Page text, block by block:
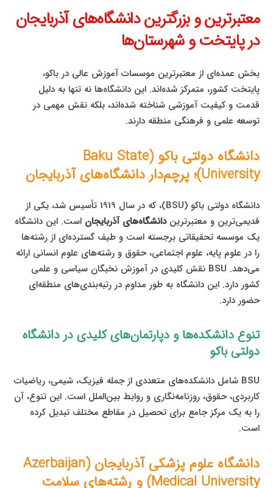
معتبرترین و بزرگترین دانشگاه‌های آذربایجان
در پایتخت و شهرستان‌ها
بخش عمده‌ای از معتبرترین موسسات آموزش عالی در باکو،
پایتخت کشور، متمرکز شده‌اند. این دانشگاه‌ها نه تنها به دلیل
قدمت و کیفیت آموزشی شناخته شده‌اند، بلکه نقش مهمی در
توسعه علمی و فرهنگی منطقه دارند.
دانشگاه دولتی باکو (Baku State
University)؛ پرچم‌دار دانشگاه‌های آذربایجان
دانشگاه دولتی باکو (BSU)، که در سال 1919 تأسیس شد، یکی از
قدیمی‌ترین و معتبرتریندانشگاه‌های آذربایجان است. این دانشگاه
یک موسسه تحقیقاتی برجسته است و طیف گسترده‌ای از رشته‌ها
را در علوم پایه، علوم اجتماعی، حقوق و رشته‌های علوم انسانی ارائه
می‌دهد. BSU نقش کلیدی در آموزش نخبگان سیاسی و علمی
کشور دارد. این دانشگاه به طور مداوم در رتبه‌بندی‌های منطقه‌ای
حضور دارد.
تنوع دانشکده‌ها و دپارتمان‌های کلیدی در دانشگاه
دولتی باکو
BSU شامل دانشکده‌های متعددی از جمله فیزیک، شیمی، ریاضیات
کاربردی، حقوق، روزنامه‌نگاری و روابط بین‌الملل است. این تنوع، آن
را به یک مرکز جامع برای تحصیل در مقاطع مختلف تبدیل کرده
است.
دانشگاه علوم پزشکی آذربایجان (Azerbaijan
Medical University) و رشته‌های سلامت